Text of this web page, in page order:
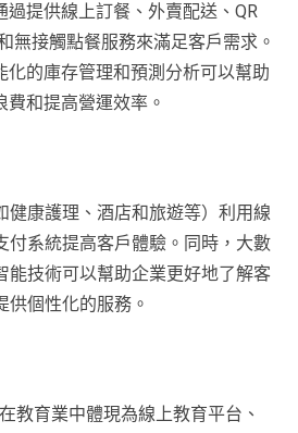
過提供線上訂餐、外賣配送、QR
無接觸點餐服務來滿足客戶需求。
化的庫存管理和預測分析可以幫助
費和提高營運效率。
健康護理、酒店和旅遊等）利用線
付系統提高客戶體驗。同時，大數
能技術可以幫助企業更好地了解客
供個性化的服務。
教育業中體現為線上教育平台、